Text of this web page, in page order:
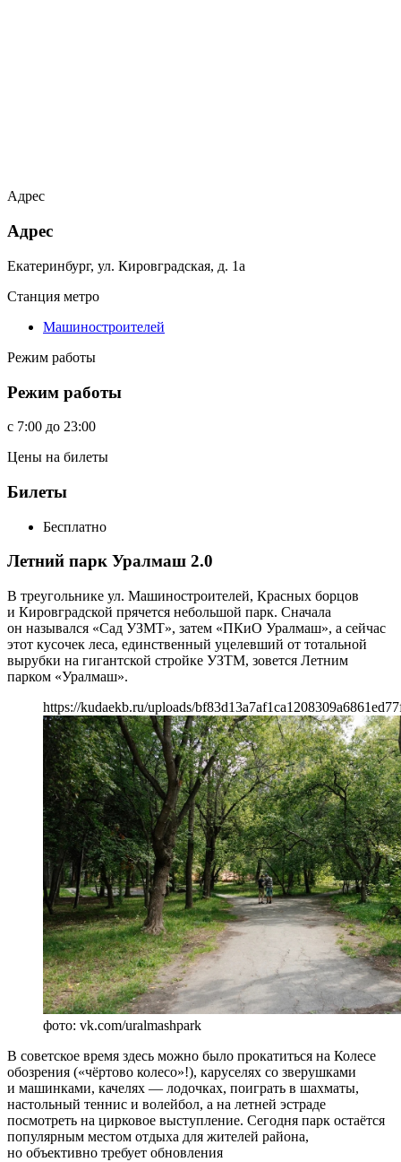
Адрес
Адрес
Екатеринбург, ул. Кировградская, д. 1а
Станция метро
Машиностроителей
Режим работы
Режим работы
c 7:00 до 23:00
Цены на билеты
Билеты
Бесплатно
Летний парк Уралмаш 2.0
В треугольнике ул. Машиностроителей, Красных борцов
и Кировградской прячется небольшой парк. Сначала
он назывался «Сад УЗМТ», затем «ПКиО Уралмаш», а сейчас
этот кусочек леса, единственный уцелевший от тотальной
вырубки на гигантской стройке УЗТМ, зовется Летним
парком «Уралмаш».
https://kudaekb.ru/uploads/
фото: vk.com/uralmashpark
В советское время здесь можно было прокатиться на Колесе
обозрения («чёртово колесо»!), каруселях со зверушками
и машинками, качелях — лодочках, поиграть в шахматы,
настольный теннис и волейбол, а на летней эстраде
посмотреть на цирковое выступление. Сегодня парк остаётся
популярным местом отдыха для жителей района,
но объективно требует обновления